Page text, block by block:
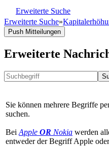
Erweiterte Suche
Erweiterte Suche»
Push Mitteilungen
Erweiterte
Sie können mehrere Begriffe
suchen.
Bei Apple OR Nokia werden
entweder der Begriff Apple